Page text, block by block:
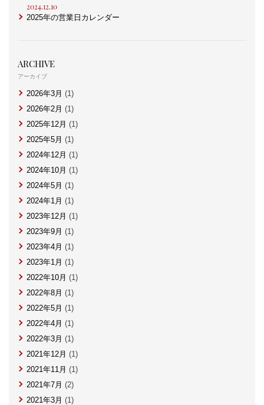
2024.12.10
2025年の営業日カレンダー
ARCHIVE
アーカイブ
2026年3月 (1)
2026年2月 (1)
2025年12月 (1)
2025年5月 (1)
2024年12月 (1)
2024年10月 (1)
2024年5月 (1)
2024年1月 (1)
2023年12月 (1)
2023年9月 (1)
2023年4月 (1)
2023年1月 (1)
2022年10月 (1)
2022年8月 (1)
2022年5月 (1)
2022年4月 (1)
2022年3月 (1)
2021年12月 (1)
2021年11月 (1)
2021年7月 (2)
2021年3月 (1)